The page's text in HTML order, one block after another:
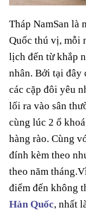
Tháp NamSan là
Quốc thú vị, mỗi
lịch đến từ khắp
nhân. Bởi tại đây
các cặp đôi yêu
lối ra vào sân
cùng lúc 2 ổ
hàng rào. Cùng
đính kèm theo
theo năm
điểm đến không
Hàn Quốc, nhất